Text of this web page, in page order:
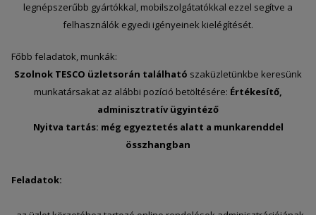
legnépszerűbb gyártókkal, mobilszolgátatókkal ezzel segítve a
felhasználók egyedi igényeinek kielégítését.
Főbb feladatok, munkák:
Szolnok TESCO üzletsorán található szaküzletünkbe keresünk
munkatársakat az alábbi pozíció betöltésére: Értékesítő,
adminisztratív ügyintéző
Nyitva tartás: még egyeztetés alatt a munkarenddel
összhangban
Feladatok: